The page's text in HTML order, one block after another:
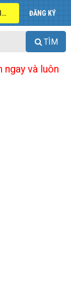
ĐĂNG NHẬP ĐĂNG KÝ
TÌM
và luôn